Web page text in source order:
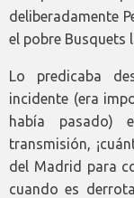
deliberadamente
el pobre Busquets
Lo predicaba
incidente (era
había pasado)
transmisión,
del Madrid para
cuando es